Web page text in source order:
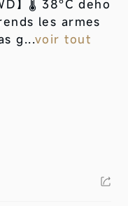
】🌡️ 38°C deho
les armes
g...voir tout